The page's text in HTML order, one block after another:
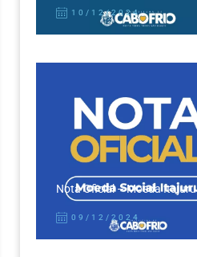
10/12/2024
Nota Oficial – Moeda Itajuru
09/12/2024